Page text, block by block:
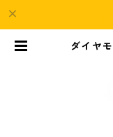
ダイヤ
フラワ
カード
ー レ